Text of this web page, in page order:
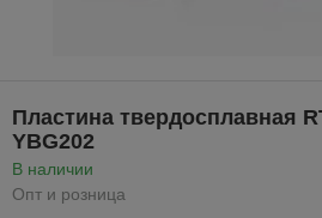
Пластина твердосплавная
YBG202
В наличии
Опт и розница